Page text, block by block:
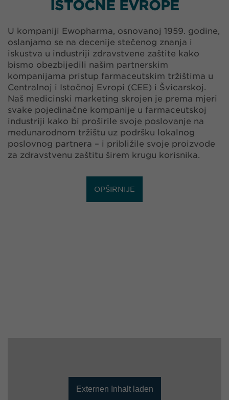
ISTOČNE EVROPE
U kompaniji Ewopharma, osnovanoj 1959. godine,
oslanjamo se na decenije stečenog znanja i
iskustva u industriji zdravstvene zaštite kako
bismo obezbijedili našim partnerskim
kompanijama pristup farmaceutskim tržištima u
Centralnoj i Istočnoj Evropi (CEE) i Švicarskoj.
Naš medicinski marketing skrojen je prema mjeri
svake pojedinačne kompanije u farmaceutskoj
industriji kako bi proširile svoje poslovanje na
međunarodnom tržištu uz podršku lokalnog
poslovnog partnera – i približile svoje proizvode
za zdravstvenu zaštitu širem krugu korisnika.
OPŠIRNIJE
Externen Inhalt laden